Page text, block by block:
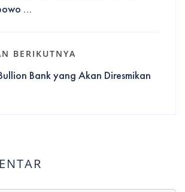
...
BERIKUTNYA
Bank yang Akan Diresmikan